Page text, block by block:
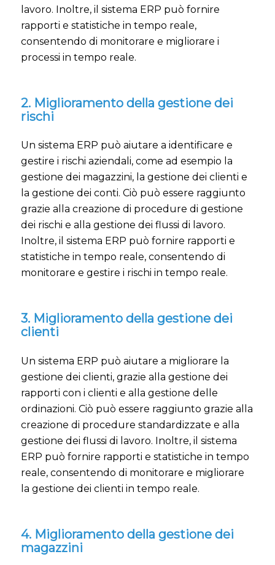
lavoro. Inoltre, il sistema ERP può fornire
rapporti e statistiche in tempo reale,
consentendo di monitorare e migliorare i
processi in tempo reale.
2. Miglioramento della gestione dei
rischi
Un sistema ERP può aiutare a identificare e
gestire i rischi aziendali, come ad esempio la
gestione dei magazzini, la gestione dei clienti e
la gestione dei conti. Ciò può essere raggiunto
grazie alla creazione di procedure di gestione
dei rischi e alla gestione dei flussi di lavoro.
Inoltre, il sistema ERP può fornire rapporti e
statistiche in tempo reale, consentendo di
monitorare e gestire i rischi in tempo reale.
3. Miglioramento della gestione dei
clienti
Un sistema ERP può aiutare a migliorare la
gestione dei clienti, grazie alla gestione dei
rapporti con i clienti e alla gestione delle
ordinazioni. Ciò può essere raggiunto grazie alla
creazione di procedure standardizzate e alla
gestione dei flussi di lavoro. Inoltre, il sistema
ERP può fornire rapporti e statistiche in tempo
reale, consentendo di monitorare e migliorare
la gestione dei clienti in tempo reale.
4. Miglioramento della gestione dei
magazzini